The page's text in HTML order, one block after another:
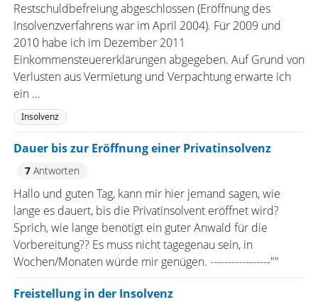
Restschuldbefreiung abgeschlossen (Eröffnung des
Insolvenzverfahrens war im April 2004). Für 2009 und
2010 habe ich im Dezember 2011
Einkommensteuererklärungen abgegeben. Auf Grund von
Verlusten aus Vermietung und Verpachtung erwarte ich
ein ...
Insolvenz
Dauer bis zur Eröffnung einer Privatinsolvenz
7Antworten
Hallo und guten Tag, kann mir hier jemand sagen, wie
lange es dauert, bis die Privatinsolvent eröffnet wird?
Sprich, wie lange benötigt ein guter Anwald für die
Vorbereitung?? Es muss nicht tagegenau sein, in
Wochen/Monaten würde mir genügen. -----------------""
Freistellung in der Insolvenz